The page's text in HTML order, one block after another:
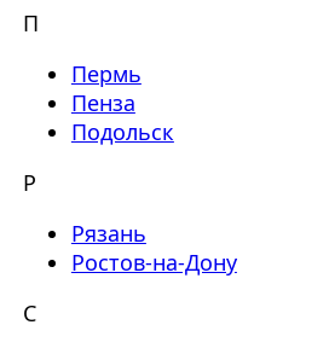
П
Пермь
Пенза
Подольск
Р
Рязань
Ростов-на-Дону
С